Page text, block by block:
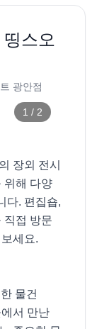
스오
광안점
1 / 2
장외 전시
위해 다양
다. 편집숍,
직접 방문
세요.
물건
서 만난